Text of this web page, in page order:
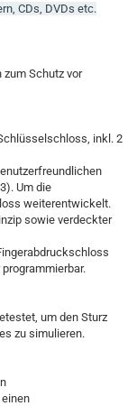
CDs, DVDs etc.
Schutz vor
inkl. 2
Um die
weiterentwickelt.
sowie verdeckter
um den Sturz
zu simulieren.